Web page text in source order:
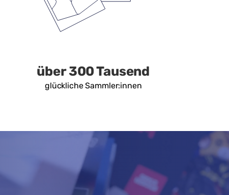
über 300 Tausend
glückliche Sammler:innen